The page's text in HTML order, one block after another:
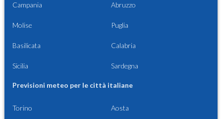
Campania Abruzzo
Molise Puglia
Basilicata Calabria
Sicilia Sardegna
Previsioni meteo per le città italiane
Torino Aosta